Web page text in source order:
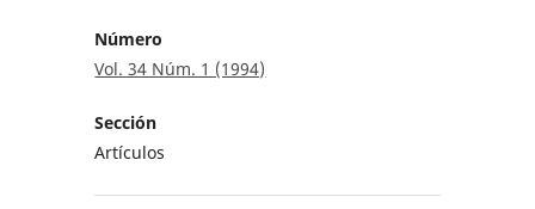
Número
Vol. 34 Núm. 1 (1994)
Sección
Artículos